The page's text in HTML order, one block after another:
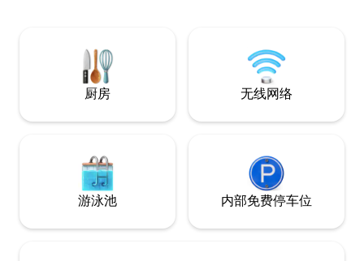
池塘16公里 wiFi
厨房 无线网络
游泳池 内部免费停车位